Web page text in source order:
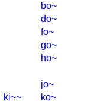
bo~
do~
fo~
go~
ho~
jo~
ki~~
ko~